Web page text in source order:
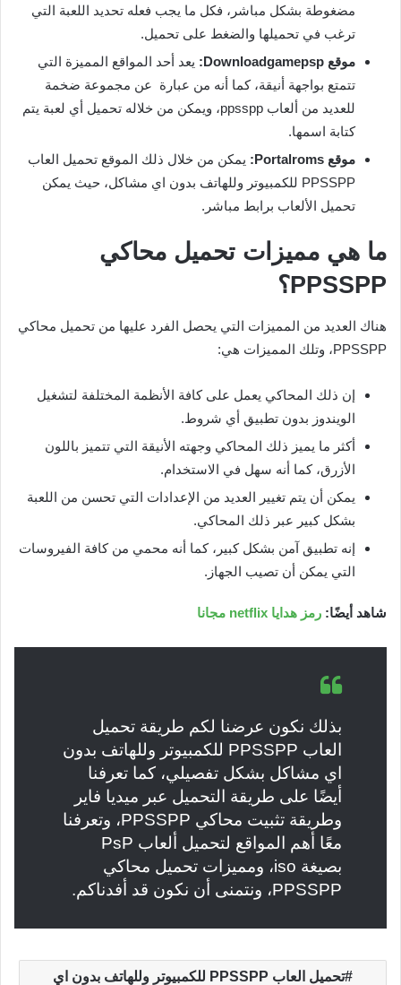
مضغوطة بشكل مباشر، فكل ما يجب فعله تحديد اللعبة التي
ترغب في تحميلها والضغط على تحميل.
موقع Downloadgamepsp
: يعد أحد المواقع المميزة التي
تتمتع بواجهة أنيقة، كما أنه من عبارة عن مجموعة ضخمة
للعديد من ألعاب ppsspp، ويمكن من خلاله تحميل أي لعبة يتم
كتابة اسمها.
موقع Portalroms
: يمكن من خلال ذلك الموقع تحميل العاب
PPSSPP للكمبيوتر وللهاتف بدون اي مشاكل، حيث يمكن
تحميل الألعاب برابط مباشر.
ما هي مميزات تحميل محاكي
PPSSPP؟
هناك العديد من المميزات التي يحصل الفرد عليها من تحميل محاكي
PPSSPP، وتلك المميزات هي:
إن ذلك المحاكي يعمل على كافة الأنظمة المختلفة لتشغيل
الويندوز بدون تطبيق أي شروط.
أكثر ما يميز ذلك المحاكي وجهته الأنيقة التي تتميز باللون
الأزرق، كما أنه سهل في الاستخدام.
يمكن أن يتم تغيير العديد من الإعدادات التي تحسن من اللعبة
بشكل كبير عبر ذلك المحاكي.
إنه تطبيق آمن بشكل كبير، كما أنه محمي من كافة الفيروسات
التي يمكن أن تصيب الجهاز.
شاهد أيضًا: رمز هدايا netflix مجانا
بذلك نكون عرضنا لكم طريقة تحميل
العاب PPSSPP للكمبيوتر وللهاتف بدون
اي مشاكل بشكل تفصيلي، كما تعرفنا
أيضًا على طريقة التحميل عبر ميديا فاير
وطريقة تثبيت محاكي PPSSPP، وتعرفنا
معًا أهم المواقع لتحميل ألعاب PsP
بصيغة iso، ومميزات تحميل محاكي
PPSSPP، ونتمنى أن نكون قد أفدناكم.
تحميل العاب PPSSPP للكمبيوتر وللهاتف بدون اي